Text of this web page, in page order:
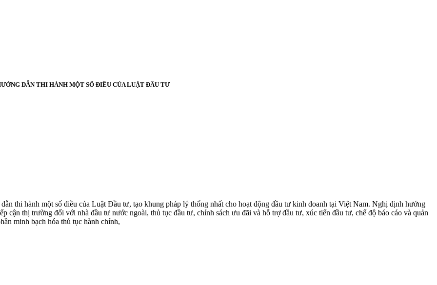
DẪN THI HÀNH MỘT SỐ ĐIỀU CỦA LUẬT ĐẦU TƯ
thi hành một số điều của Luật Đầu tư, tạo khung pháp lý thống nhất cho hoạt động đầu tư kinh doanh tại Việt Nam. Nghị định hướng
cận thị trường đối với nhà đầu tư nước ngoài, thủ tục đầu tư, chính sách ưu đãi và hỗ trợ đầu tư, xúc tiến đầu tư, chế độ báo cáo và quản
minh bạch hóa thủ tục hành chính,